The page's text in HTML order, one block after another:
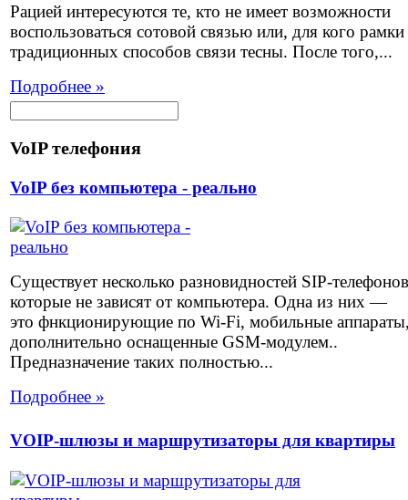
Рацией интересуются те, кто не имеет возможности
воспользоваться сотовой связью или, для кого рамки
традиционных способов связи тесны. После того,...
Подробнее »
VoIP телефония
VoIP без компьютера - реально
Существует несколько разновидностей SIP-телефонов
которые не зависят от компьютера. Одна из них —
это фнкционирующие по Wi-Fi, мобильные
дополнительно оснащенные GSM-модулем..
Предназначение таких полностью...
Подробнее »
VOIP-шлюзы и маршрутизаторы для квартиры